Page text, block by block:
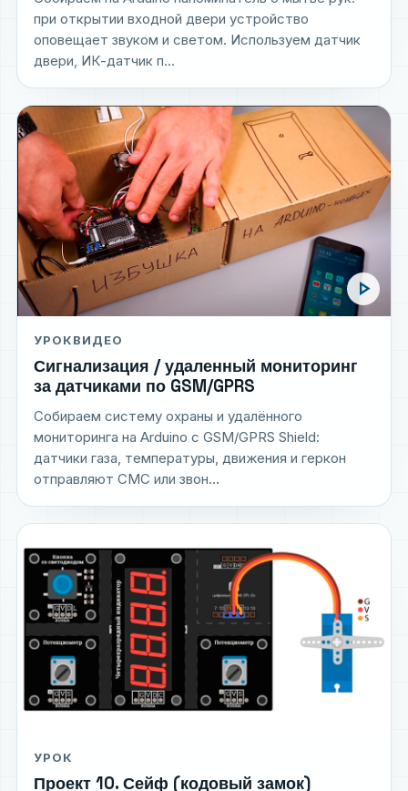
при открытии входной двери устройство
оповещает звуком и светом. Используем датчик
двери, ИК-датчик п...
play_arrow
УРОКВИДЕО
Сигнализация / удаленный мониторинг
за датчиками по GSM/GPRS
Собираем систему охраны и удалённого
мониторинга на Arduino с GSM/GPRS Shield:
датчики газа, температуры, движения и геркон
отправляют СМС или звон...
УРОК
Проект 10. Сейф (кодовый замок)